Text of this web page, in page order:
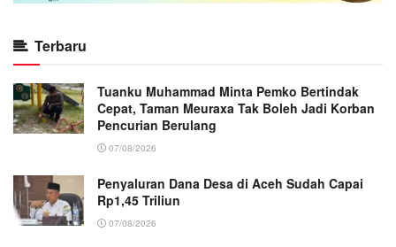
Terbaru
Tuanku Muhammad Minta Pemko Bertindak
Cepat, Taman Meuraxa Tak Boleh Jadi Korban
Pencurian Berulang
07/08/2026
Penyaluran Dana Desa di Aceh Sudah Capai
Rp1,45 Triliun
07/08/2026